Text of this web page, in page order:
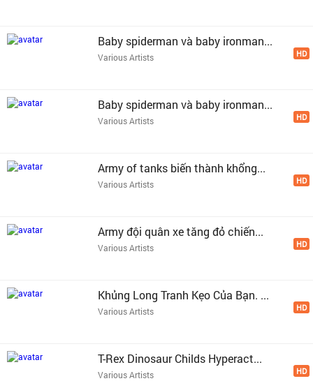
Baby spiderman và baby ironman...
Various Artists HD
Baby spiderman và baby ironman...
Various Artists HD
Army of tanks biến thành khổng...
Various Artists HD
Army đội quân xe tăng đỏ chiến...
Various Artists HD
Khủng Long Tranh Kẹo Của Bạn. ...
Various Artists HD
T-Rex Dinosaur Childs Hyperact...
Various Artists HD